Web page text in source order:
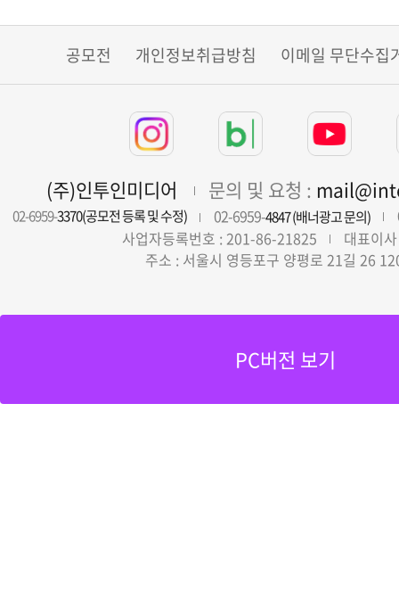
공모전 개인정보취급방침 이메일 무단수집
(주)인투인미디어 문의 및 요청 :
02-6959-3370(공모전 등록 및 수정) 02-6959-4847 (배너광고 문의)
사업자등록번호 : 201-86-21825
대표이
주소 : 서울시 영등포구 양평로 21길 26
PC버전 보기